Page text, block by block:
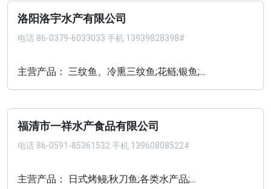
洛阳洛宇水产有限公司
电话 86-0379-6033033 手机 13939828398#
主营产品： 三纹鱼、冷熏三纹鱼;花鲢;银鱼;...
福清市一祥水产食品有限公司
电话 86-0591-85361532 手机 13960808522#
主营产品： 日式烤鳗;秋刀鱼;各类水产品;...